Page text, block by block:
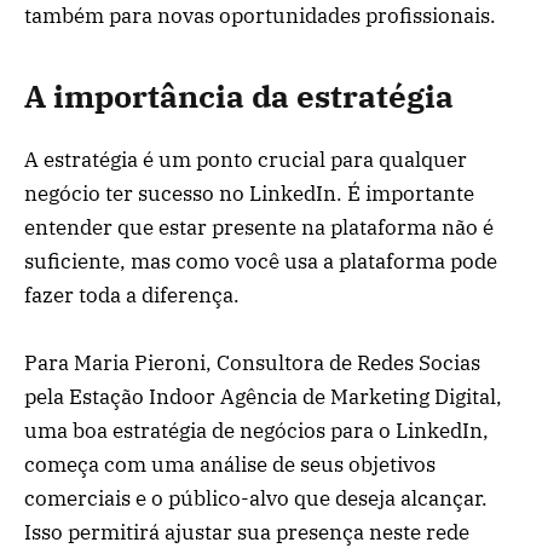
também para novas oportunidades profissionais.
A importância da estratégia
A estratégia é um ponto crucial para qualquer
negócio ter sucesso no LinkedIn. É importante
entender que estar presente na plataforma não é
suficiente, mas como você usa a plataforma pode
fazer toda a diferença.
Para Maria Pieroni, Consultora de Redes Socias
pela Estação Indoor Agência de Marketing Digital,
uma boa estratégia de negócios para o LinkedIn,
começa com uma análise de seus objetivos
comerciais e o público-alvo que deseja alcançar.
Isso permitirá ajustar sua presença neste rede